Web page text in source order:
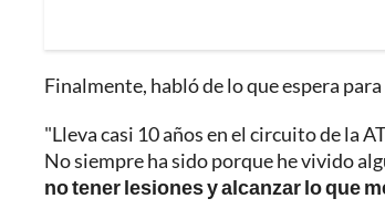
Finalmente, habló de lo que espera
"Lleva casi 10 años en el circuito de la
No siempre ha sido porque he vivido
no tener lesiones y alcanzar lo que